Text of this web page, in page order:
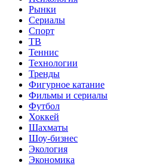
Рынки
Сериалы
Спорт
ТВ
Теннис
Технологии
Тренды
Фигурное катание
Фильмы и сериалы
Футбол
Хоккей
Шахматы
Шоу-бизнес
Экология
Экономика